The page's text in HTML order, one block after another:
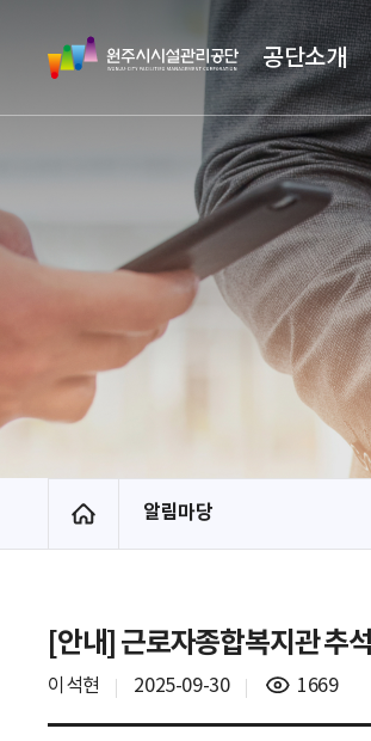
원
주
시
관
단
공단소개
홈 알림마당
[안내] 근로자종합복지관 추
이석현 2025-09-30
조
1669